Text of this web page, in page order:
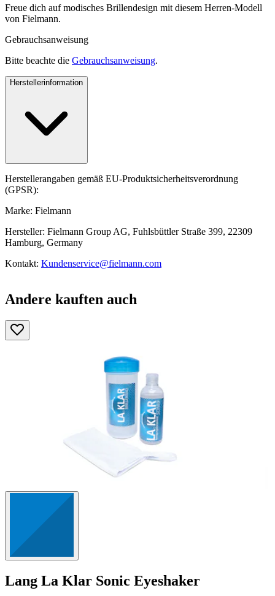
Freue dich auf modisches Brillendesign mit diesem Herren-Modell
von Fielmann.
Gebrauchsanweisung
Bitte beachte die Gebrauchsanweisung.
Herstellerinformation
Herstellerangaben gemäß EU-Produktsicherheitsverordnung
(GPSR):
Marke: Fielmann
Hersteller: Fielmann Group AG, Fuhlsbüttler Straße 399, 22309
Hamburg, Germany
Kontakt: Kundenservice@fielmann.com
Andere kauften auch
Lang La Klar Sonic Eyeshaker